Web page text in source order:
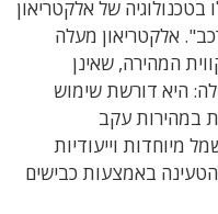
בטכנולוגיה של אלקטריאון
טעינה של כ-100 כלי-רכב". אלקטריאון מעלה
המהירה, שאינן
היא דורשת שימוש
במהירות עקב
מיוחדות וייעודיות
הטעינה באמצעות כבישים